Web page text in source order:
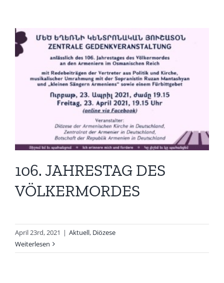
106. JAHRESTAG DES
VÖLKERMORDES
April 23rd, 2021 | Aktuell, Diözese
Weiterlesen